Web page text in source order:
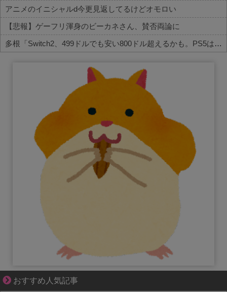
アニメのイニシャルd今更見返してるけどオモロい
【悲報】ゲーフリ渾身のビーカネさん、賛否両論に
多根「Switch2、499ドルでも安い800ドル超えるかも。PS5は直近での値上げ可能性低い」
おすすめ人気記事
平穏が少しずつ壊れていく家族の物語。